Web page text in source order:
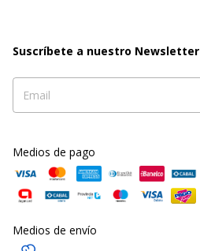
Suscríbete a nuestro Newsletter
Medios de pago
Medios de envío